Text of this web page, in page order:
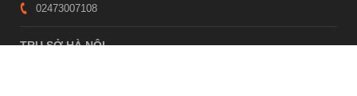
02473007108
TRỤ SỞ HÀ NỘI